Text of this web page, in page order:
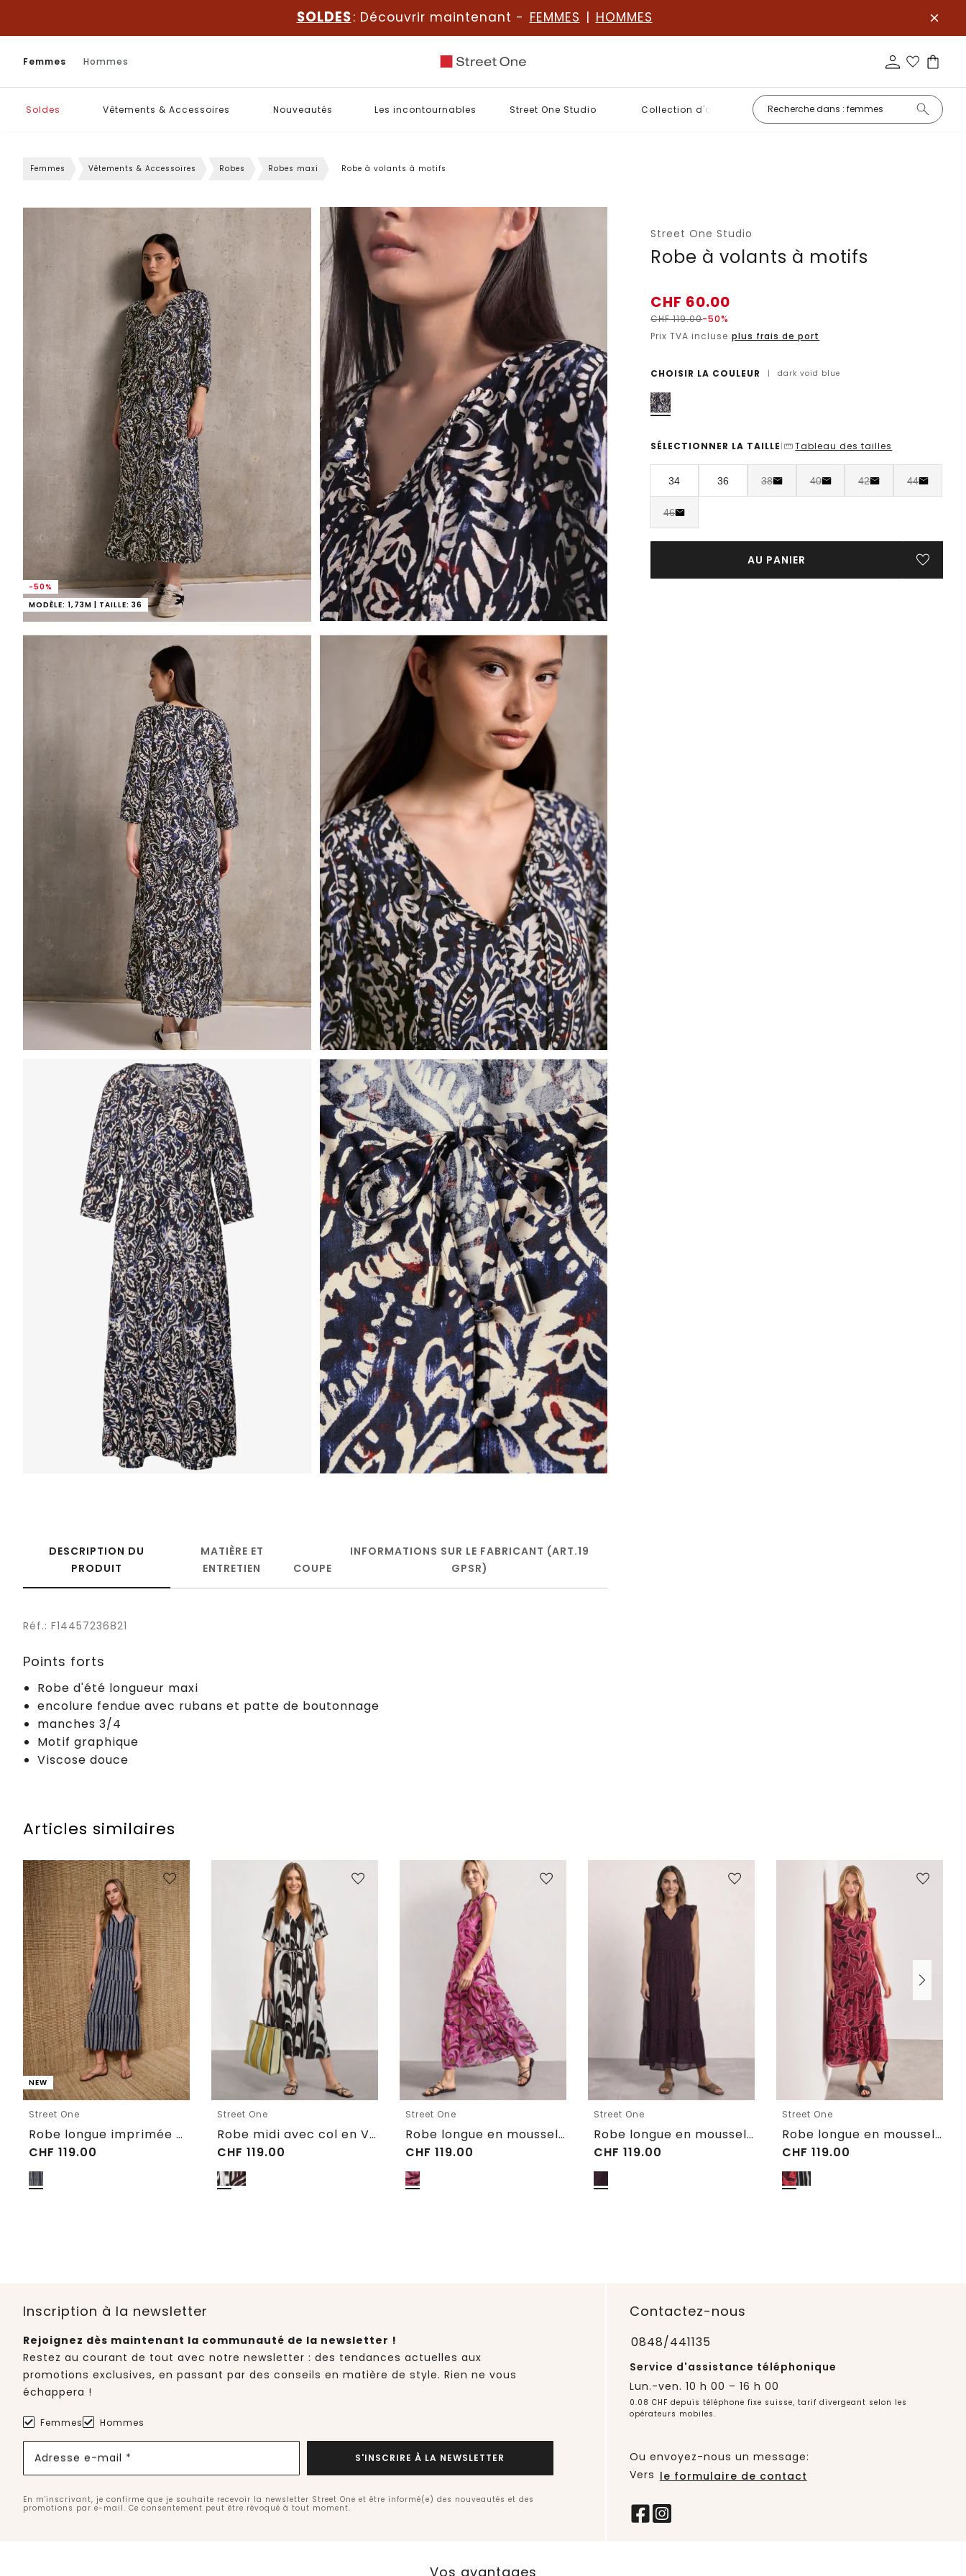
SOLDES: Découvrir maintenant - FEMMES | HOMMES
Femmes Hommes
Soldes Vêtements & Accessoires Nouveautés Les incontournables Street One Studio Collection d'août Basiques
Femmes Vêtements & Accessoires Robes Robes maxi Robe à volants à motifs
-50%
MODÈLE: 1,73M | TAILLE: 36
Street One Studio
Robe à volants à motifs
CHF 60.00
CHF119.00-50%
Prix TVA incluse plus frais de port
CHOISIR LA COULEUR | dark void blue
SÉLECTIONNER LA TAILLE | Tableau des tailles
34 36 38 40 42 44
46
AU PANIER
DESCRIPTION DU
PRODUIT
MATIÈRE ET
ENTRETIEN
COUPE
INFORMATIONS SUR LE FABRICANT (ART.19
GPSR)
Réf.: F14457236821
Points forts
Robe d'été longueur maxi
encolure fendue avec rubans et patte de boutonnage
manches 3/4
Motif graphique
Viscose douce
Articles similaires
NEW
Street One
Robe longue imprimée à volants
CHF 119.00
Street One
Robe midi avec col en V et imprimé
CHF 119.00
Street One
Robe longue en mousseline imprimé
CHF 119.00
Street One
Robe longue en mousseline imprimée à volants
CHF 119.00
Street One
Robe longue en mousseline imprimé
CHF 119.00
Inscription à la newsletter
Rejoignez dès maintenant la communauté de la newsletter !
Restez au courant de tout avec notre newsletter : des tendances actuelles aux
promotions exclusives, en passant par des conseils en matière de style. Rien ne vous
échappera !
Femmes Hommes
Adresse e-mail * S'INSCRIRE À LA NEWSLETTER
En m'inscrivant, je confirme que je souhaite recevoir la newsletter Street One et être informé(e) des nouveautés et des
promotions par e-mail. Ce consentement peut être révoqué à tout moment.
Contactez-nous
0848/441135
Service d'assistance téléphonique
Lun.-ven. 10 h 00 – 16 h 00
0.08 CHF depuis téléphone fixe suisse, tarif divergeant selon les
opérateurs mobiles.
Ou envoyez-nous un message:
Vers le formulaire de contact
Vos avantages